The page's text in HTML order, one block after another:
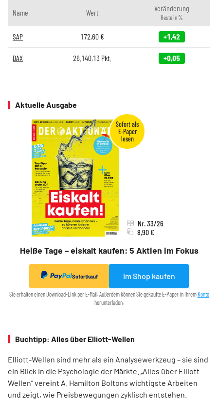
Name Wert Veränderung
Heute in %
SAP 172,60€ +1,42
DAX 26.140,13 Pkt. +0,05
Aktuelle Ausgabe
Heiße Tage – eiskalt kaufen: 5 Aktien im Fokus
Nr. 33/26
8,90 €
Sofortkauf Im Shop kaufen
Sie erhalten einen Download-Link per E-Mail. Außerdem können Sie gekaufte E-Paper in Ihrem Konto
herunterladen.
Buchtipp: Alles über Elliott-Wellen
Elliott-Wellen sind mehr als ein Analysewerkzeug – sie sind
ein Blick in die Psychologie der Märkte. „Alles über Elliott-
Wellen“ vereint A. Hamilton Boltons wichtigste Arbeiten
und zeigt, wie Preisbewegungen zyklisch entstehen.